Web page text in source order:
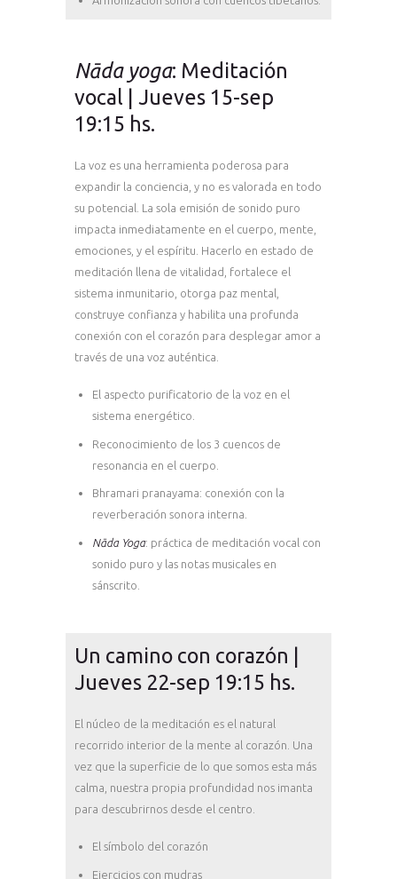
Nāda yoga: Meditación
vocal | Jueves 15-sep
19:15 hs.
La voz es una herramienta poderosa para
expandir la conciencia, y no es valorada en todo
su potencial. La sola emisión de sonido puro
impacta inmediatamente en el cuerpo, mente,
emociones, y el espíritu. Hacerlo en estado de
meditación llena de vitalidad, fortalece el
sistema inmunitario, otorga paz mental,
construye confianza y habilita una profunda
conexión con el corazón para desplegar amor a
través de una voz auténtica.
El aspecto purificatorio de la voz en el
sistema energético.
Reconocimiento de los 3 cuencos de
resonancia en el cuerpo.
Bhramari pranayama: conexión con la
reverberación sonora interna.
Nāda Yoga: práctica de meditación vocal con
sonido puro y las notas musicales en
sánscrito.
Un camino con corazón |
Jueves 22-sep 19:15 hs.
El núcleo de la meditación es el natural
recorrido interior de la mente al corazón. Una
vez que la superficie de lo que somos esta más
calma, nuestra propia profundidad nos imanta
para descubrirnos desde el centro.
El símbolo del corazón
Ejercicios con mudras